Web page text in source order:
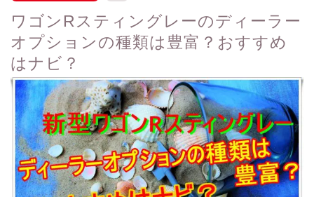
ワゴンRスティングレーのディーラー
オプションの種類は豊富？おすすめ
はナビ？